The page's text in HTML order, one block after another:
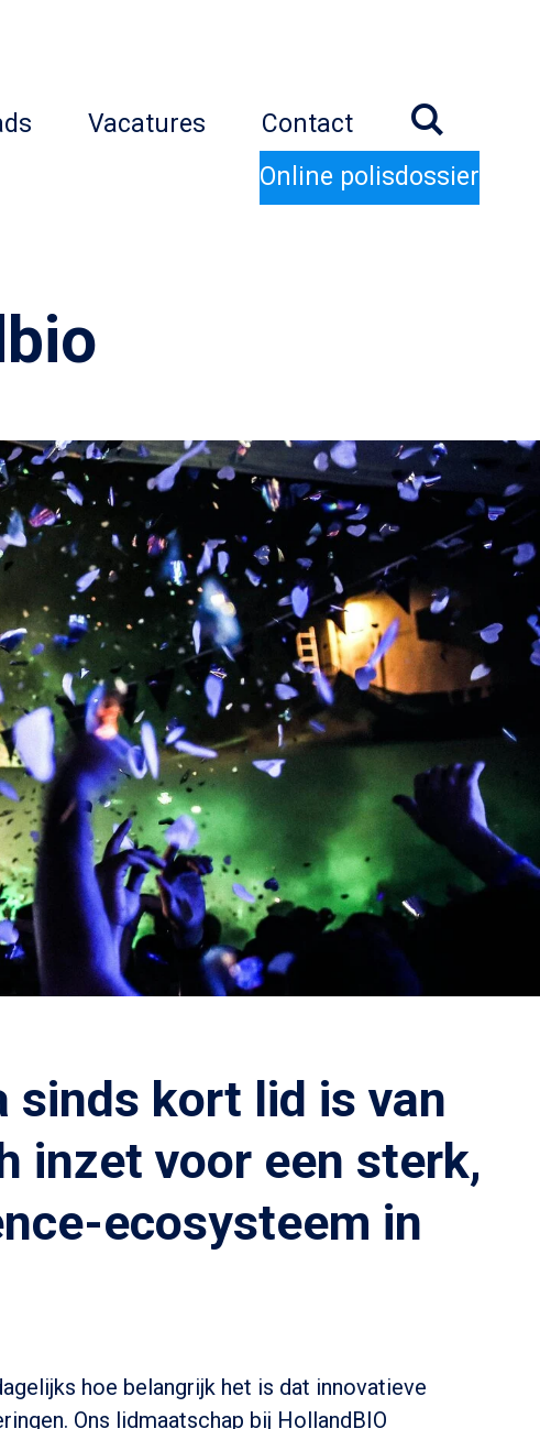
Vacatures
Contact
Online polisdossier
sinds kort lid is van
inzet voor een sterk,
ecosysteem in
hoe belangrijk het is dat innovatieve
Ons lidmaatschap bij HollandBIO